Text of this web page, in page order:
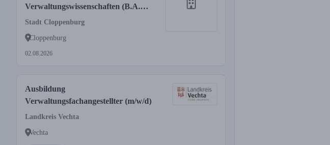
Verwaltungswissenschaften (B.A.)
(m/w/d)
Stadt Cloppenburg
Cloppenburg
02.08.2026
Ausbildung
Verwaltungsfachangestellter (m/w/d)
Landkreis Vechta
Vechta